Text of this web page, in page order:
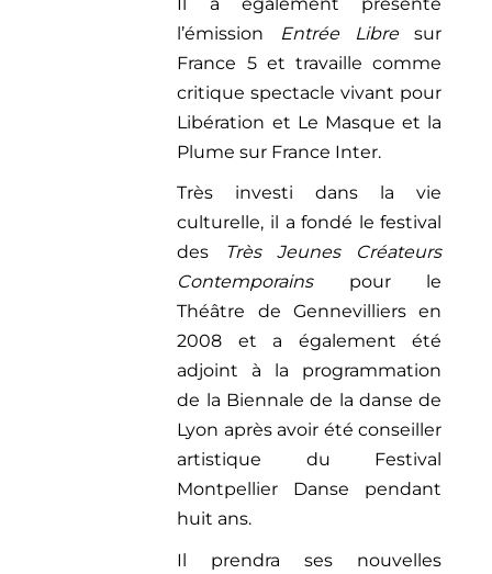
l’émission
Entrée Libresur
France 5 et travaille comme
critique spectacle vivant pour
Libération et Le Masque et la
Plume sur France Inter.
Très investi dans la vie
culturelle, il a fondé le festival
des
Très Jeunes Créateurs
Contemporainspour le
Théâtre de Gennevilliers en
2008 et a également été
adjoint à la programmation
de la Biennale de la danse de
Lyon après avoir été conseiller
artistique du Festival
Montpellier Danse pendant
huit ans.
Il prendra ses nouvelles